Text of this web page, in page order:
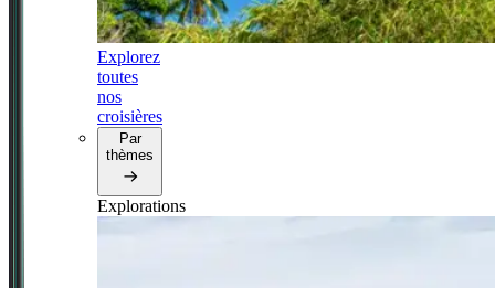
Explorez
toutes
nos
croisières
Par
thèmes
Explorations